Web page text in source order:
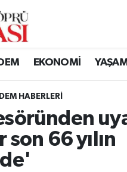
EKONOMİ
HABERLERI
son 66 yılın
Vefat Edenler